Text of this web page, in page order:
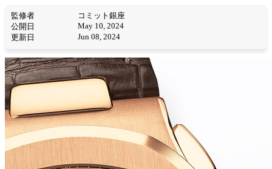
監修者
コミット銀座
公開日
May 10, 2024
更新日
Jun 08, 2024